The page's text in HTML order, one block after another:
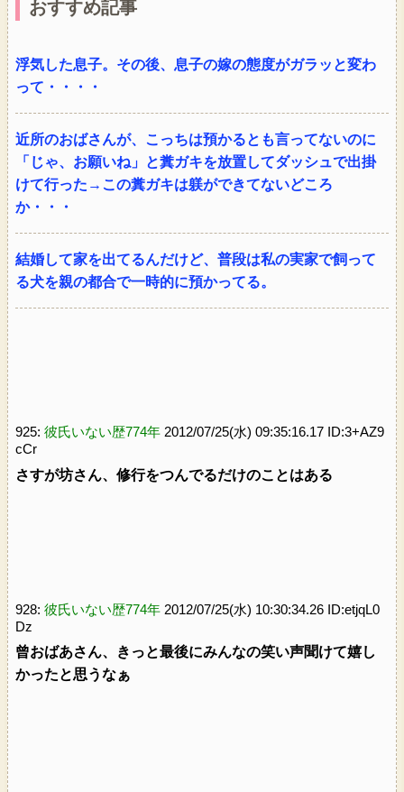
おすすめ記事
浮気した息子。その後、息子の嫁の態度がガラッと変わ
って・・・・
近所のおばさんが、こっちは預かるとも言ってないのに
「じゃ、お願いね」と糞ガキを放置してダッシュで出掛
けて行った→この糞ガキは躾ができてないどころ
か・・・
結婚して家を出てるんだけど、普段は私の実家で飼って
る犬を親の都合で一時的に預かってる。
925: 彼氏いない歴774年 2012/07/25(水) 09:35:16.17 ID:3+AZ9
cCr
さすが坊さん、修行をつんでるだけのことはある
928: 彼氏いない歴774年 2012/07/25(水) 10:30:34.26 ID:etjqL0
Dz
曾おばあさん、きっと最後にみんなの笑い声聞けて嬉し
かったと思うなぁ